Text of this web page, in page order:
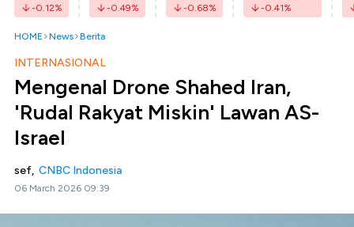
-0.12% -0.49% -0.68% -0.41%
HOME News Berita
INTERNASIONAL
Mengenal Drone Shahed Iran,
'Rudal Rakyat Miskin' Lawan AS-
Israel
sef, CNBC Indonesia
06 March 2026 09:39